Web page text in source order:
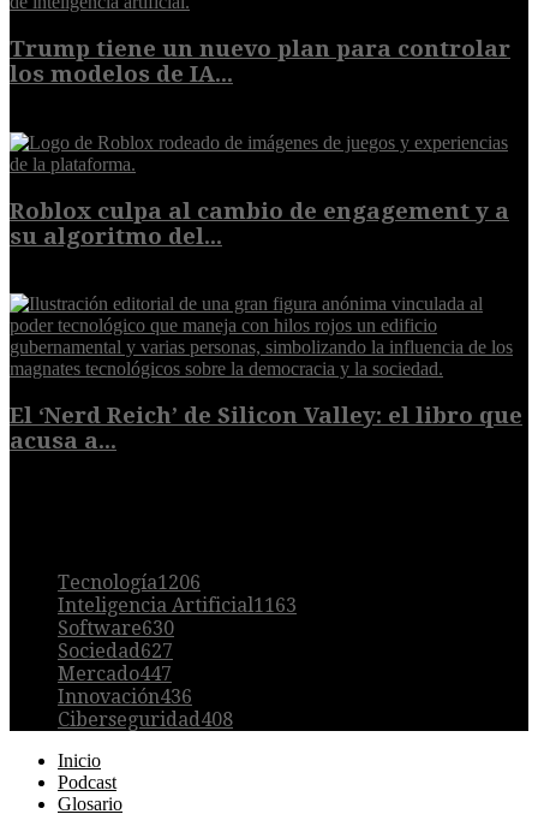
Trump tiene un nuevo plan para controlar
los modelos de IA...
Roblox culpa al cambio de engagement y a
su algoritmo del...
El ‘Nerd Reich’ de Silicon Valley: el libro que
acusa a...
Tecnología1206
Inteligencia Artificial1163
Software630
Sociedad627
Mercado447
Innovación436
Ciberseguridad408
Inicio
Podcast
Glosario